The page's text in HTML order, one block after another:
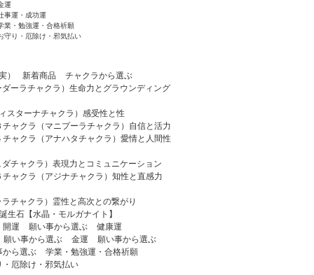
運
事運・成功運
業・勉強運・合格祈願
守り・厄除け・邪気払い
） 新着商品
チャクラから選ぶ
ーラチャクラ）生命力とグラウンディング
スターナチャクラ）感受性と性
チャクラ（マニプーラチャクラ）自信と活力
チャクラ（アナハタチャクラ）愛情と人間性
チャクラ）表現力とコミュニケーション
チャクラ（アジナチャクラ）知性と直感力
チャクラ）霊性と高次との繋がり
生石【水晶・モルガナイト】
開運 願い事から選ぶ
健康運
願い事から選ぶ 金運
願い事から選ぶ
から選ぶ
学業・勉強運・合格祈願
・厄除け・邪気払い